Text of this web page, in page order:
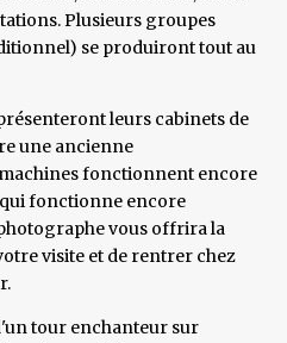
Plusieurs groupes
se produiront tout au
leurs cabinets de
une ancienne
fonctionnent encore
fonctionne encore
vous offrira la
visite et de rentrer chez
tour enchanteur sur